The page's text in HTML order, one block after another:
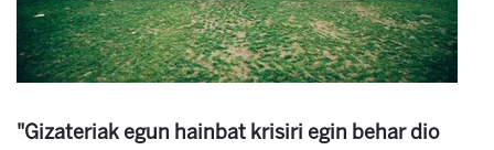
"Gizateriak egun hainbat krisiri egin behar dio